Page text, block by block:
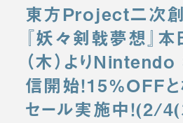
東方Project二次
『妖々剣戟夢想』
（木）より
信開始！15%OFFと
セール実施中！(2/